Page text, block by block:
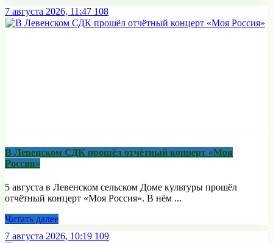
7 августа 2026, 11:47 108
В Левенском СДК прошёл отчётный концерт «Моя
Россия»
5 августа в Левенском сельском Доме культуры прошёл
отчётный концерт «Моя Россия». В нём ...
Читать далее
7 августа 2026, 10:19 109